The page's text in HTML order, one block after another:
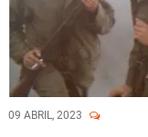
09 ABRIL, 2023